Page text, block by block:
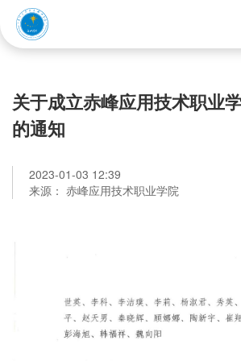
关于成立赤峰应用技术职业
的通知
2023-01-03 12:39
来源： 赤峰应用技术职业学院